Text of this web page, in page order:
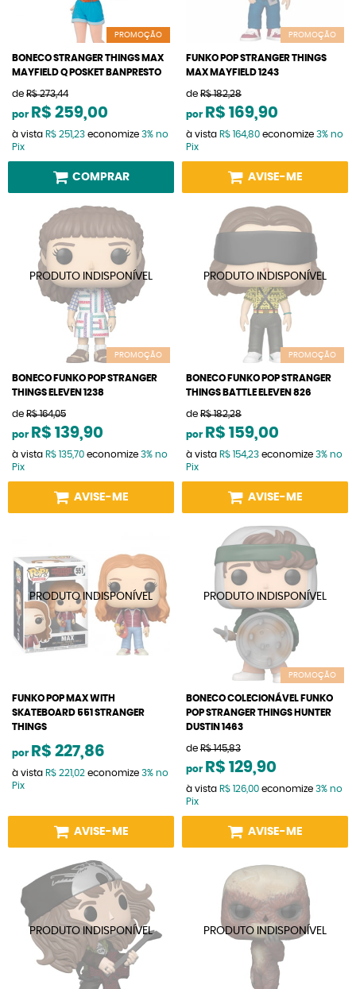
PROMOÇÃO
BONECO STRANGER THINGS MAX
MAYFIELD Q POSKET BANPRESTO
de R$ 273,44
por R$ 259,00
à vista R$ 251,23 economize 3% no
Pix
COMPRAR
PROMOÇÃO
FUNKO POP STRANGER THINGS
MAX MAYFIELD 1243
de R$ 182,28
por R$ 169,90
à vista R$ 164,80 economize 3% no
Pix
AVISE-ME
PROMOÇÃO
BONECO FUNKO POP STRANGER
THINGS ELEVEN 1238
de R$ 164,05
por R$ 139,90
à vista R$ 135,70 economize 3% no
Pix
AVISE-ME
PROMOÇÃO
BONECO FUNKO POP STRANGER
THINGS BATTLE ELEVEN 826
de R$ 182,28
por R$ 159,00
à vista R$ 154,23 economize 3% no
Pix
AVISE-ME
FUNKO POP MAX WITH
SKATEBOARD 551 STRANGER
THINGS
por R$ 227,86
à vista R$ 221,02 economize 3% no
Pix
AVISE-ME
PROMOÇÃO
BONECO COLECIONÁVEL FUNKO
POP STRANGER THINGS HUNTER
DUSTIN 1463
de R$ 145,83
por R$ 129,90
à vista R$ 126,00 economize 3% no
Pix
AVISE-ME